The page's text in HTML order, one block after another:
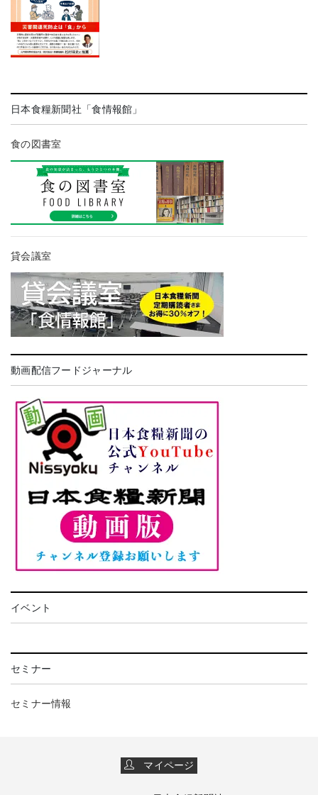
日本食糧新聞社「食情報館」
食の図書室
貸会議室
動画配信フードジャーナル
イベント
セミナー
セミナー情報
マイページ